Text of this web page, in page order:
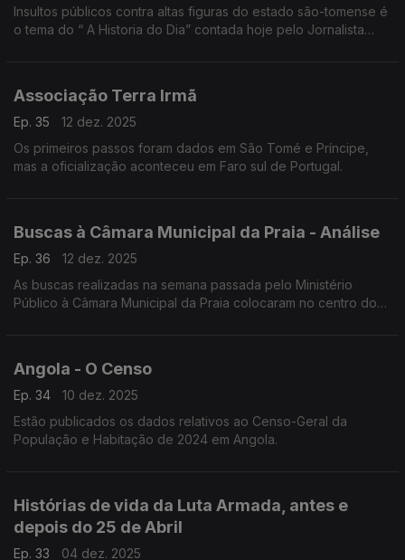
Insultos públicos contra altas figuras do estado são-tomense é
o tema do “ A Historia do Dia” contada hoje pelo Jornalista
Associação Terra Irmã
Ep. 35
12 dez. 2025
Os primeiros passos foram dados em São Tomé e Príncipe,
mas a oficialização aconteceu em Faro sul de Portugal.
Buscas à Câmara Municipal da Praia - Análise
Ep. 36
12 dez. 2025
As buscas realizadas na semana passada pelo Ministério
Público à Câmara Municipal da Praia colocaram no centro do
Angola - O Censo
Ep. 34
10 dez. 2025
Estão publicados os dados relativos ao Censo-Geral da
População e Habitação de 2024 em Angola.
Histórias de vida da Luta Armada, antes e
depois do 25 de Abril
Ep. 33
04 dez. 2025